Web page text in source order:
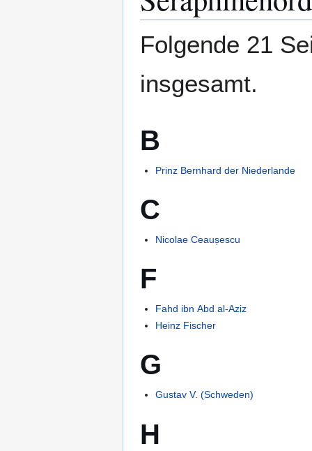
Folgende 21
insgesamt.
B
Prinz Bernhard der Niederlande
C
Nicolae Ceaușescu
F
Fahd ibn Abd al-Aziz
Heinz Fischer
G
Gustav V. (Schweden)
H